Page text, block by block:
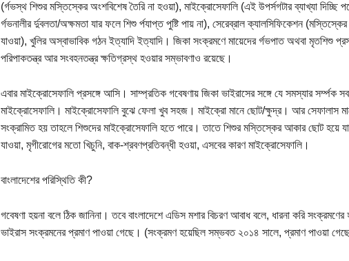
(র্গভস্থ শিশুর মস্তিস্কের অংশবিশেষ তৈরি না হওয়া), মাইক্রোসেফালি (এই উপর্সগটার ব্যাখ্যা দিচ্ছি
র্গভনালীর র্দুবলতা/অক্ষমতা যার ফলে শিশু র্পযাপ্ত পুষ্টি পায় না), সেরেব্রাল ক্যালসিফিকেশন
যাওয়া), খুলির অস্বাভাবিক গঠন ইত্যাদি ইত্যাদি। জিকা সংক্রমণে মায়েদের র্গভপাত অথবা মৃতশিশু
পরিপাকতন্ত্র আর সংবহনতন্ত্র ক্ষতিগ্রস্থ হওয়ার সম্ভাবণাও রয়েছে।
এবার মাইক্রোসেফালি প্রসঙ্গে আসি। সাম্প্রতিক গবেষণায় জিকা ভাইরাসের সঙ্গে যে সমস্যার সর্ম্পক
মাইক্রোসেফালি। মাইক্রোসেফালি বুঝে ফেলা খুব সহজ। মাইক্রো মানে ছোট/ক্ষুদ্র। আর সেফালাস মানে
সংক্রামিত হয় তাহলে শিশুদের মাইক্রোসেফালি হতে পারে। তাতে শিশুর মস্তিস্কের আকার ছোট হয়ে
যাওয়া, মৃগীরোগের মতো খিচুনি, বাক-শ্রবণপ্রতিবন্ধী হওয়া, এসবের কারণ মাইক্রোসেফালি।
বাংলাদেশের পরিস্থিতি কী?
গবেষণা হয়না বলে ঠিক জানিনা। তবে বাংলাদেশে এডিস মশার বিচরণ আবাধ বলে, ধারনা করি সংক্রমণের
ভাইরাস সংক্রমনের প্রমাণ পাওয়া গেছে। (সংক্রমণ হয়েছিল সম্ভবত ২০১৪ সালে, প্রমাণ পাওয়া